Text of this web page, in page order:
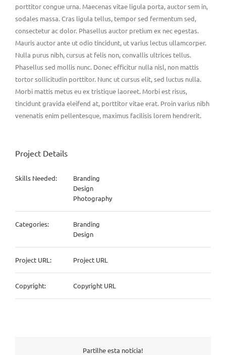
porttitor congue urna. Maecenas vitae ligula porta, auctor sem in,
sodales massa. Cras ligula tellus, tempor sed fermentum sed,
consectetur ac dolor. Phasellus auctor pretium ex nec egestas.
Mauris auctor ante ut odio tincidunt, ut varius lectus ullamcorper.
Nulla purus nibh, cursus at felis non, convallis ultrices tellus.
Phasellus sed mollis nunc. Donec efficitur nulla nisl, non mattis
tortor sollicitudin porttitor. Nunc ut cursus elit, sed luctus nulla.
Morbi mattis metus eu ex tristique laoreet. Morbi est risus,
tincidunt gravida eleifend at, porttitor vitae erat. Proin varius nibh
venenatis enim pellentesque, maximus facilisis lorem hendrerit.
Project Details
Skills Needed:
Branding
Design
Photography
Categories:
Branding
Design
Project URL: Project URL
Copyright: Copyright URL
Partilhe esta notícia!